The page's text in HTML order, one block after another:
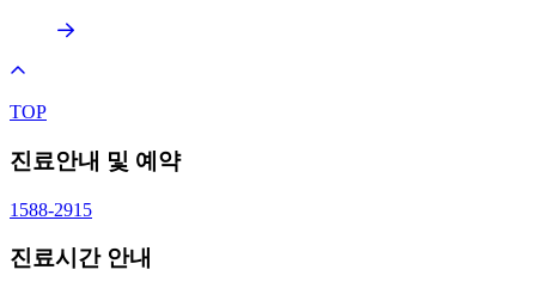
TOP
진료안내 및 예약
1588-2915
진료시간 안내